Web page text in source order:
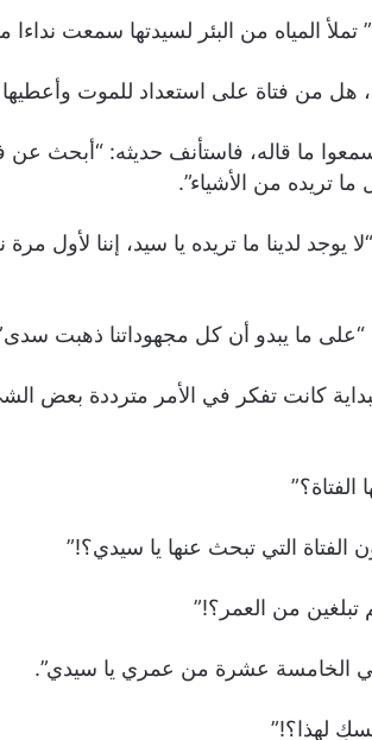
تملأ المياه من البئر لسيدتها سمعت
هل من فتاة على استعداد للموت وأعطيها
ما قاله، فاستأنف حديثه: “أبحث
تريده من الأشياء”.
يوجد لدينا ما تريده يا سيد، إننا لأول
ما يبدو أن كل مجهوداتنا ذهبت
كانت تفكر في الأمر مترددة بعض
الفتاة؟”
التي تبحث عنها يا سيدي؟!”
من العمر؟!”
الخامسة عشرة من عمري يا سيدي”.
لهذا؟!”